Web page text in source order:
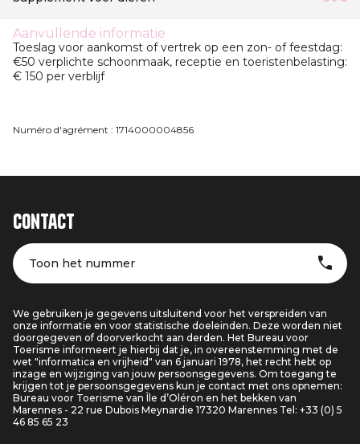
Aanvullende informatie
Toeslag voor aankomst of vertrek op een zon- of feestdag:
€50 verplichte schoonmaak, receptie en toeristenbelasting:
€ 150 per verblijf
Numéro d'agrément : 1714000004856
Contact
Toon het nummer
We gebruiken je gegevens uitsluitend voor het verspreiden van
onze informatie en voor statistische doeleinden. Deze worden niet
doorgegeven of doorverkocht aan derden. Het Bureau voor
Toerisme informeert je hierbij dat je, in overeenstemming met de
wet "informatica en vrijheid" van 6 januari 1978, het recht hebt op
inzage en wijziging van jouw persoonsgegevens. Om toegang te
krijgen tot je persoonsgegevens kun je contact met ons opnemen:
Bureau voor Toerisme van Île d’Oléron en het bekken van
Marennes - 22 rue Dubois Meynardie 17320 Marennes Tel: +33 (0) 5
46 85 65 23